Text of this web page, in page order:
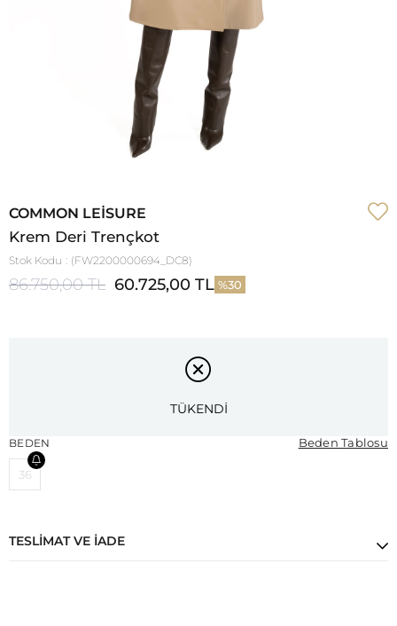
COMMON LEISURE
Krem Deri Trençkot
Stok Kodu (FW2200000694_DC8)
86.750,00 TL 60.725,00 TL 30
TÜKENDİ
BEDEN Beden Tablosu
36
TESLIMAT VE İADE